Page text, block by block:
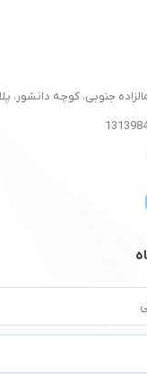
جنوبی، کوچه دانشور، پلاک 3